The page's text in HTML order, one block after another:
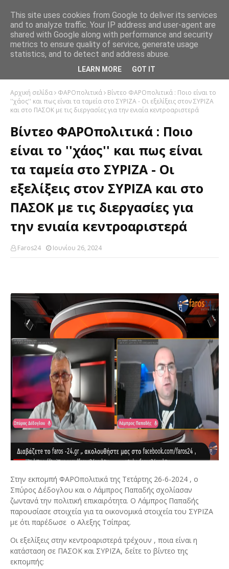
Αρχική σελίδα ΦΑΡΟπολιτικά
Βίντεο ΦΑΡΟπολιτικά : Ποιο είναι το
''χάος'' και πως είναι τα ταμεία στο ΣΥΡΙΖΑ - Οι εξελίξεις στον ΣΥΡΙΖΑ
και στο ΠΑΣΟΚ με τις διεργασίες για την ενιαία κεντροαριστερά
Βίντεο ΦΑΡΟπολιτικά : Ποιο
είναι το ''χάος'' και πως είναι
τα ταμεία στο ΣΥΡΙΖΑ - Οι
εξελίξεις στον ΣΥΡΙΖΑ και στο
ΠΑΣΟΚ με τις διεργασίες για
την ενιαία κεντροαριστερά
Faros24 Ιουνίου 26, 2024
Στην εκπομπή ΦΑΡΟπολιτικά της Τετάρτης 26-6-2024 , ο
Σπύρος Δέδογλου και ο Λάμπρος Παπαδής σχολίασαν
ζωντανά την πολιτική επικαιρότητα. Ο Λάμπρος Παπαδής
παρουσίασε στοιχεία για τα οικονομικά στοιχεία του ΣΥΡΙΖΑ
με ότι παρέδωσε ο Αλεξης Τσίπρας.
Οι εξελίξεις στην κεντροαριστερά τρέχουν , ποια είναι η
κατάσταση σε ΠΑΣΟΚ και ΣΥΡΙΖΑ, δείτε το βίντεο της
εκπομπής:
This site uses cookies from Google to deliver its services
and to analyze traffic. Your IP address and user-agent are
shared with Google along with performance and security
metrics to ensure quality of service, generate usage
statistics, and to detect and address abuse.
LEARN MORE GOT IT